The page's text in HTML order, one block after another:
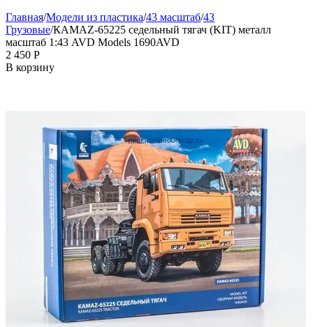
Главная/Модели из пластика/43 масштаб/43
Грузовые/КАМАZ-65225 седельный тягач (KIT) металл
масштаб 1:43 AVD Models 1690AVD
2 450 Р
В корзину